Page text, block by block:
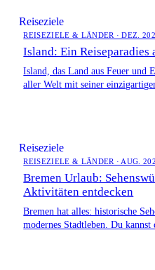
Reiseziele
REISEZIELE & LÄNDER · DEZ.
Island: Ein Reiseparadies
Island, das Land aus Feuer und
aller Welt mit seiner
Reiseziele
REISEZIELE & LÄNDER · AUG.
Bremen Urlaub:
Aktivitäten entdecken
Bremen hat alles: historische
modernes Stadtleben. Du